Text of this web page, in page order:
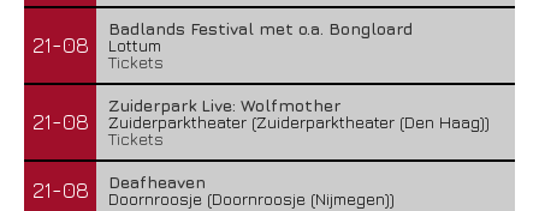
21-08
Badlands Festival met o.a. Bongloard
Lottum
Tickets
21-08
Zuiderpark Live: Wolfmother
Zuiderparktheater (Zuiderparktheater (Den Haag))
Tickets
21-08
Deafheaven
Doornroosje (Doornroosje (Nijmegen))